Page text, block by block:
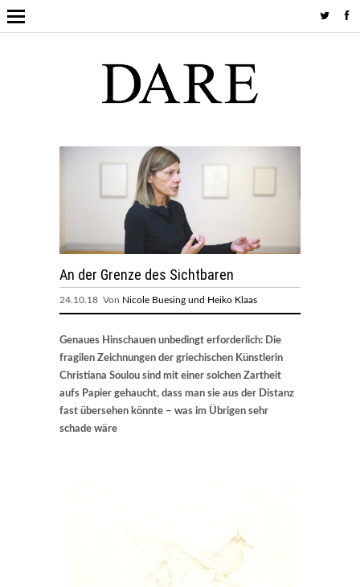
An der Grenze des Sichtbaren
24.10.18 Von Nicole Buesing und Heiko Klaas
Genaues Hinschauen unbedingt erforderlich: Die
fragilen Zeichnungen der griechischen Künstlerin
Christiana Soulou sind mit einer solchen Zartheit
aufs Papier gehaucht, dass man sie aus der Distanz
fast übersehen könnte – was im Übrigen sehr
schade wäre